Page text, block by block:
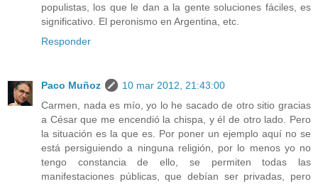
populistas, los que le dan a la gente soluciones fáciles, es
significativo. El peronismo en Argentina, etc.
Responder
Paco Muñoz
10 mar 2012, 21:43:00
Carmen, nada es mío, yo lo he sacado de otro sitio gracias
a César que me encendió la chispa, y él de otro lado. Pero
la situación es la que es. Por poner un ejemplo aquí no se
está persiguiendo a ninguna religión, por lo menos yo no
tengo constancia de ello, se permiten todas las
manifestaciones públicas, que debían ser privadas, pero